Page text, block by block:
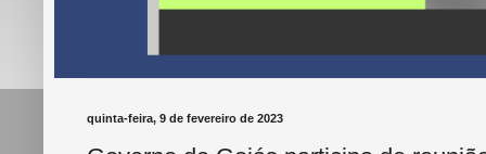
quinta-feira, 9 de fevereiro de 2023